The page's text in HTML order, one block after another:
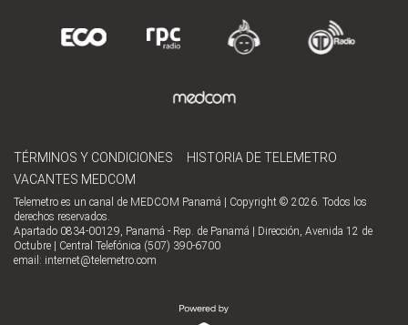
TÉRMINOS Y CONDICIONES
HISTORIA DE TELEMETRO
VACANTES MEDCOM
Telemetro es un canal de MEDCOM Panamá | Copyright © 2026. Todos los
derechos reservados.
Apartado 0834-00129, Panamá - Rep. de Panamá | Dirección, Avenida 12 de
Octubre | Central Telefónica (507) 390-6700
email: internet@telemetro.com